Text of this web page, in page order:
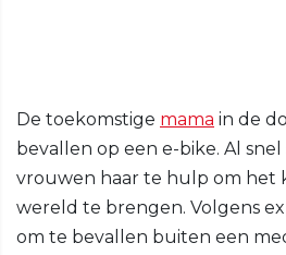
De toekomstige mama in de
bevallen op een e-bike. Al
vrouwen haar te hulp om het
wereld te brengen. Volgens
om te bevallen buiten een